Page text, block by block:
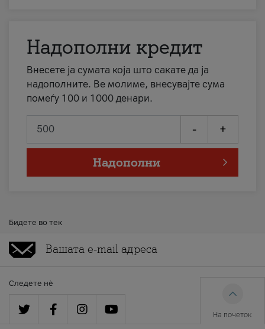
Надополни кредит
Внесете ја сумата која што сакате да ја
надополните. Ве молиме, внесувајте сума
помеѓу 100 и 1000 денари.
- +
Надополни
Бидете во тек
Следете нè
На почеток